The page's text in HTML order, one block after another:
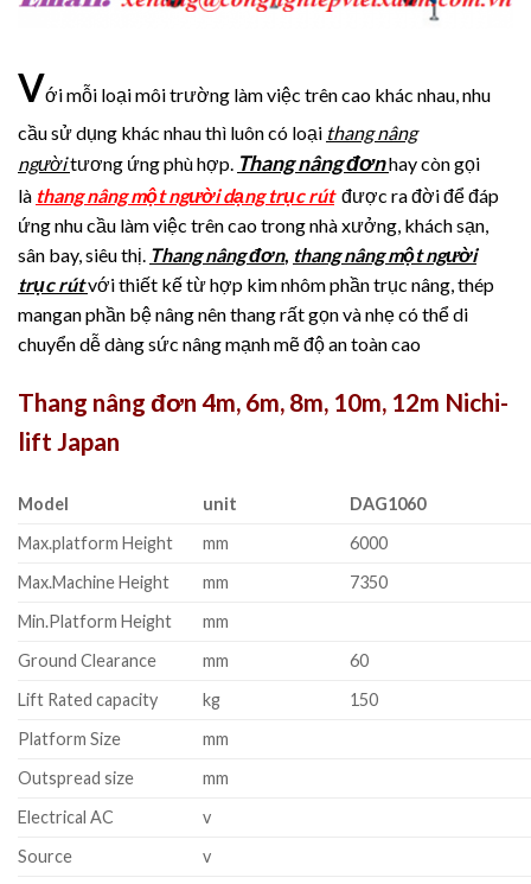
Với mỗi loại môi trường làm việc trên cao khác nhau, nhu
cầu sử dụng khác nhau thì luôn có loại thang nâng
ngườitương ứng phù hợp. Thang nâng đơnhay còn gọi
là thang nâng một người dạng trục rútđược ra đời để đáp
ứng nhu cầu làm việc trên cao trong nhà xưởng, khách sạn,
sân bay, siêu thị. Thang nâng đơn, thang nâng một người
trục rútvới thiết kế từ hợp kim nhôm phần trục nâng, thép
mangan phần bệ nâng nên thang rất gọn và nhẹ có thể di
chuyển dễ dàng sức nâng mạnh mẽ độ an toàn cao
Thang nâng đơn 4m, 6m, 8m, 10m, 12m Nichi-
lift Japan
Model unit
DAG1060
Max.platform Height
mm
6000
Max.Machine Height
mm
7350
Min.Platform Height
mm
Ground Clearance
mm
60
Lift Rated capacity
kg
150
Platform Size
mm
Outspread size
mm
Electrical AC
v
Source
v